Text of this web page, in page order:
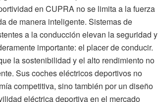
en CUPRA no se limita a la fuerza
de manera inteligente. Sistemas de
a la conducción elevan la seguridad y
importante: el placer de conducir.
la sostenibilidad y el alto rendimiento no
Sus coches eléctricos deportivos no
competitiva, sino también por un diseño
eléctrica deportiva en el mercado